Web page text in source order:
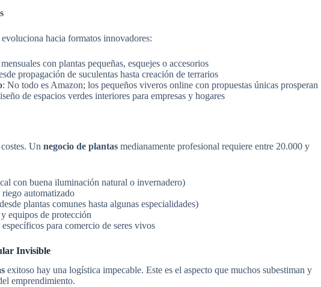
hacia formatos innovadores:
con plantas pequeñas, esquejes o accesorios
propagación de suculentas hasta creación de terrarios
: No todo es Amazon; los pequeños viveros online con propuestas únicas prosperan
de espacios verdes interiores para empresas y hogares
Un negocio de plantas medianamente profesional requiere entre 20.000 y
con buena iluminación natural o invernadero)
automatizado
plantas comunes hasta algunas especialidades)
equipos de protección
para comercio de seres vivos
Invisible
exitoso hay una logística impecable. Este es el aspecto que muchos subestiman y
emprendimiento.